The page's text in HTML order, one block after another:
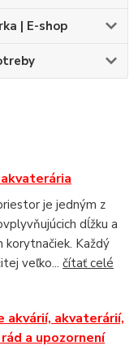
| E-shop
je jedným z
dĺžku a
korytnačiek. Každý
veľko... čítať celé
akvárií, akvaterárií,
a upozornení